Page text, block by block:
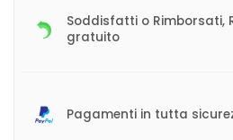
Soddisfatti o Rimborsati,
gratuito
Pagamenti in tutta